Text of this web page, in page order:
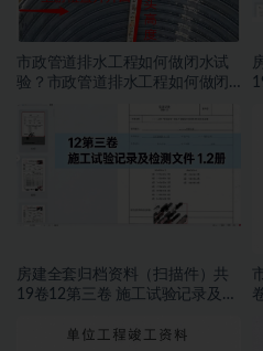
市政管道排水工程如何做闭水试
验？市政管道排水工程如何做闭
房建全套归档资料（扫描件）共
19卷12第三卷 施工试验记录及检